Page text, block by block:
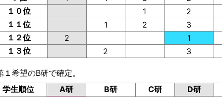
１０位
1 2
１１位
1 2
3
１２位
2 1
１３位
2 3
１希望のB研で確定。
学生順位
A研 B研 C研 D研